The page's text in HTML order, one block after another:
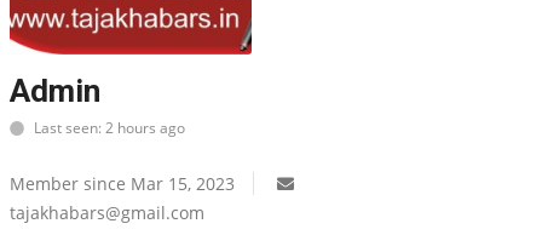
रायपुर संभाग
दुर्ग संभाग
राष्ट्रीय
Admin
Last seen: 2 hours ago
Member since Mar 15, 2023
tajakhabars@gmail.com